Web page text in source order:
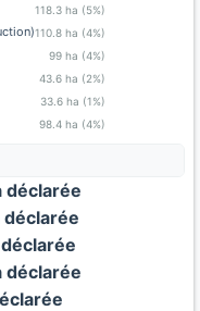
118.3 ha (5%)
110.8 ha (4%)
99 ha (4%)
43.6 ha (2%)
33.6 ha (1%)
98.4 ha (4%)
déclarée
déclarée